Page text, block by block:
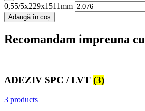
0,55/5x229x1511mm
Adaugă în coș
Recomandam impreuna cu
ADEZIV SPC / LVT (3)
3 products